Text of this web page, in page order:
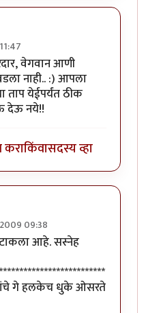
वेगवान आणी
नाही.. :) आपला
ताप येईपर्यंत ठीक
देऊ नये!!
कराकिंवासदस्य व्हा
09:38
आहे. सस्नेह
गे हलकेच धुके ओसरते